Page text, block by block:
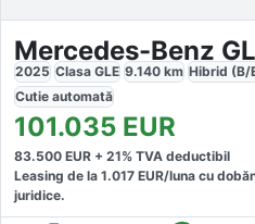
2025 Clasa GLE 9.140 km Hibrid (B/
Cutie automată
101.035 EUR
83.500 EUR + 21% TVA deductibil
Leasing de la 1.017 EUR/luna cu
juridice.